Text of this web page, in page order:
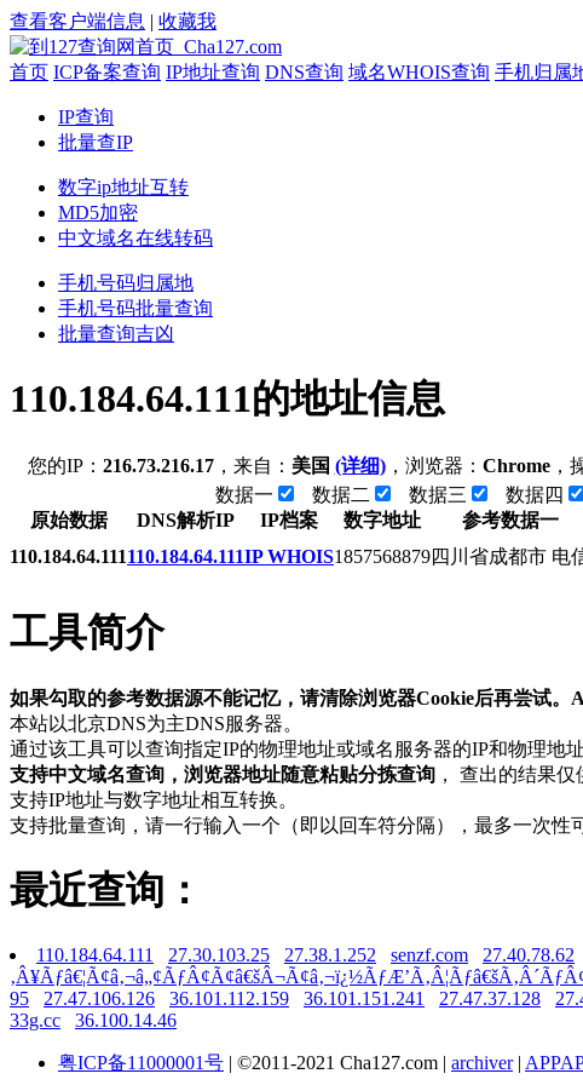
查看客户端信息 | 收藏我
首页 ICP备案查询 IP地址查询 DNS查询 域名WHOIS查询 手机归属
IP查询
批量查IP
数字ip地址互转
MD5加密
中文域名在线转码
手机号码归属地
手机号码批量查询
批量查询吉凶
110.184.64.111的地址信息
您的IP： 216.73.216.17，来自： 美国 (详细)，浏览器： Chrome，
数据一
数据二 数据三 数据四
原始数据
DNS解析IP IP档案 数字地址 参考数据一
110.184.64.111110.184.64.111IP WHOIS1857568879四川省成都市 电
工具简介
如果勾取的参考数据源不能记忆，请清除浏览器Cookie后再尝试。
本站以北京DNS为主DNS服务器。
通过该工具可以查询指定IP的物理地址或域名服务器的IP和物理地
支持中文域名查询，浏览器地址随意粘贴分拣查询 ， 查出的结果仅
支持IP地址与数字地址相互转换。
支持批量查询，请一行输入一个（即以回车符分隔），最多一次性
最近查询：
110.184.64.111 27.30.103.25 27.38.1.252 senzf.com 27.40.78.62
95
27.47.106.126 36.101.112.159 36.101.151.241 27.47.37.128
33g.cc
36.100.14.46
粤ICP备11000001号 | ©2011-2021 Cha127.com | archiver|